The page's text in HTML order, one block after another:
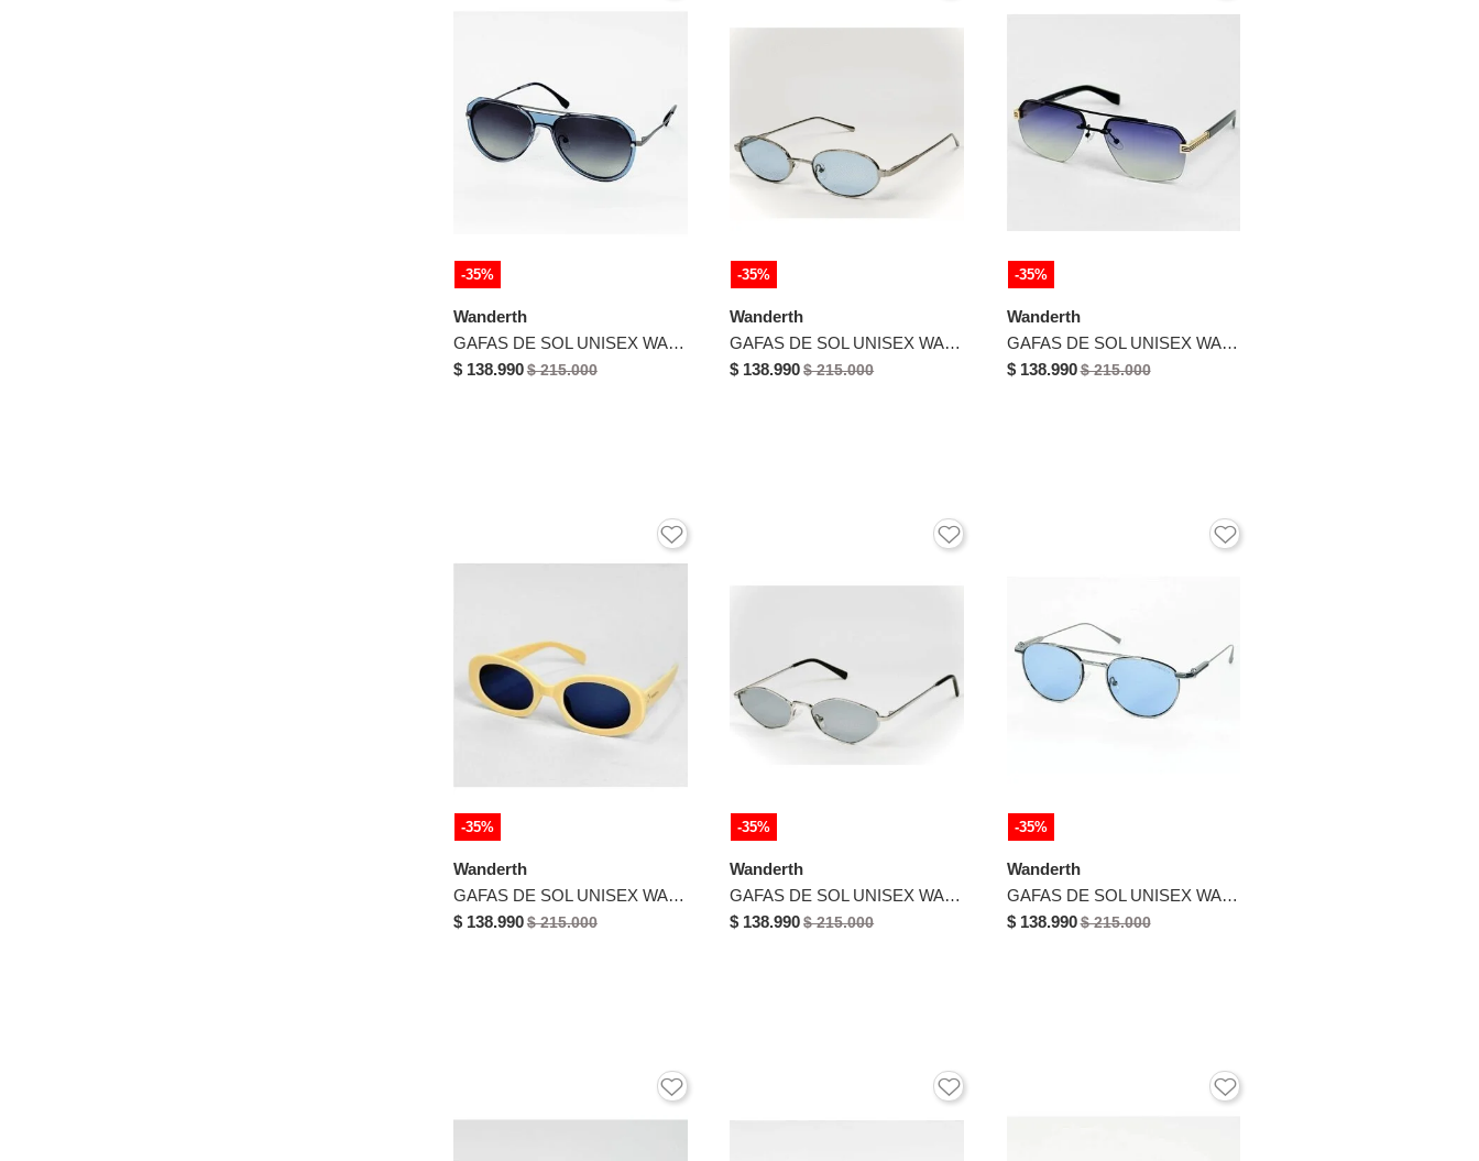
-35%
Wanderth
GAFAS DE SOL UNISEX WANDERTH FILTRO UV400 CON LENTES POLARIZADOS-NEGRO-AZUL-A4523
$ 138.990$ 215.000
-35%
Wanderth
GAFAS DE SOL UNISEX WANDERTH FILTRO UV400 CON LENTES POLARIZADOS-PLATEADO-AZUL-4740
$ 138.990$ 215.000
-35%
Wanderth
GAFAS DE SOL UNISEX WANDTHER FILTRO UV400 CON LENTES POLARIZADOS NEGRO-AZUL-4581
$ 138.990$ 215.000
-35%
Wanderth
GAFAS DE SOL UNISEX WANDTHER FILTRO UV400 CON LENTES POLARIZADOS BEIGE-AZUL-903
$ 138.990$ 215.000
-35%
Wanderth
GAFAS DE SOL UNISEX WANDERTH FILTRO UV400 CON LENTES POLARIZADOS-PLATEADO-AZUL-GLT9307
$ 138.990$ 215.000
-35%
Wanderth
GAFAS DE SOL UNISEX WANDERTH FILTRO UV400 CON LENTES POLARIZADOS-PLATEADO-AZUL-4506
$ 138.990$ 215.000